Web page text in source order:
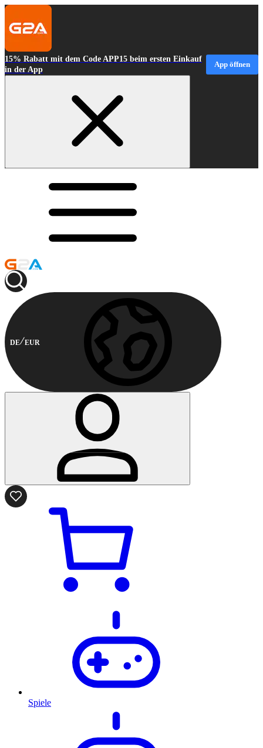
15% Rabatt mit dem Code APP15 beim ersten Einkauf
in der App
App öffnen
DE EUR
Spiele